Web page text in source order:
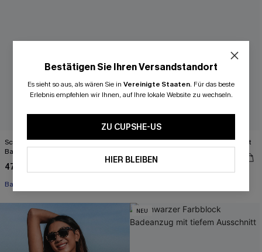
Schwarzer Verstellbare Träger
Badeanzug mit Wellenkante
47,00 €
Bauch Kontrolle
Blaues Low-Waist Triangel-Bikini-Set
50,99 €
NEU
Bestätigen Sie Ihren Versandstandort
Es sieht so aus, als wären Sie in Vereinigte Staaten. Für das beste
Erlebnis empfehlen wir Ihnen, auf Ihre lokale Website zu wechseln.
ZU CUPSHE-US
HIER BLEIBEN